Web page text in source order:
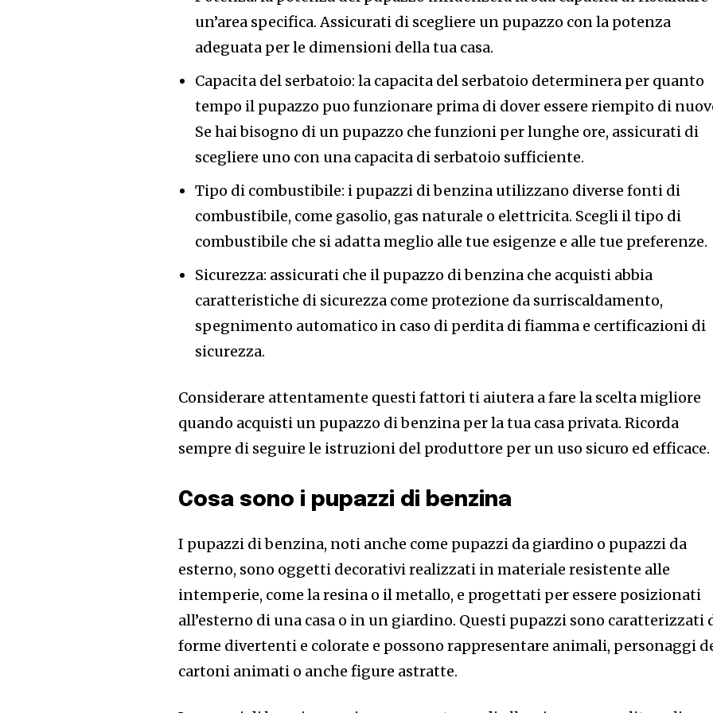
un’area specifica. Assicurati di scegliere un pupazzo con la potenza
adeguata per le dimensioni della tua casa.
Capacita del serbatoio: la capacita del serbatoio determinera per quanto
tempo il pupazzo puo funzionare prima di dover essere riempito di
Se hai bisogno di un pupazzo che funzioni per lunghe ore, assicurati di
scegliere uno con una capacita di serbatoio sufficiente.
Tipo di combustibile: i pupazzi di benzina utilizzano diverse fonti di
combustibile, come gasolio, gas naturale o elettricita. Scegli il tipo di
combustibile che si adatta meglio alle tue esigenze e alle tue preferenze.
Sicurezza: assicurati che il pupazzo di benzina che acquisti abbia
caratteristiche di sicurezza come protezione da surriscaldamento,
spegnimento automatico in caso di perdita di fiamma e certificazioni di
sicurezza.
Considerare attentamente questi fattori ti aiutera a fare la scelta migliore
quando acquisti un pupazzo di benzina per la tua casa privata. Ricorda
sempre di seguire le istruzioni del produttore per un uso sicuro ed efficace.
Cosa sono i pupazzi di benzina
I pupazzi di benzina, noti anche come pupazzi da giardino o pupazzi da
esterno, sono oggetti decorativi realizzati in materiale resistente alle
intemperie, come la resina o il metallo, e progettati per essere posizionati
all’esterno di una casa o in un giardino. Questi pupazzi sono caratterizzati
forme divertenti e colorate e possono rappresentare animali, personaggi
cartoni animati o anche figure astratte.